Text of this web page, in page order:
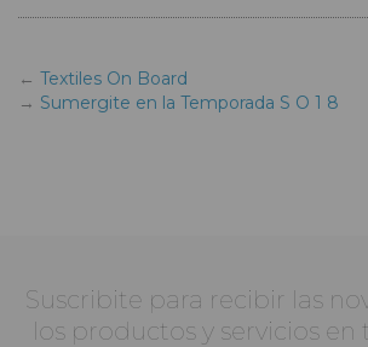
Textiles On Board
Sumergite en la Temporada S O 1 8
Suscribite para recibir las
los productos y servicios en